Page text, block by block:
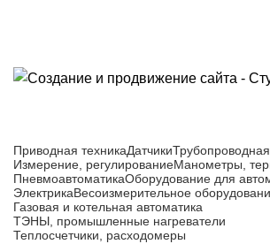
Приводная техникаДатчики
Измерение, регулированиеМанометры,
ПневмоавтоматикаОборудование для
ЭлектрикаВесоизмерительное
Газовая и котельная автоматика
ТЭНЫ, промышленные нагреватели
Теплосчетчики, расходомеры